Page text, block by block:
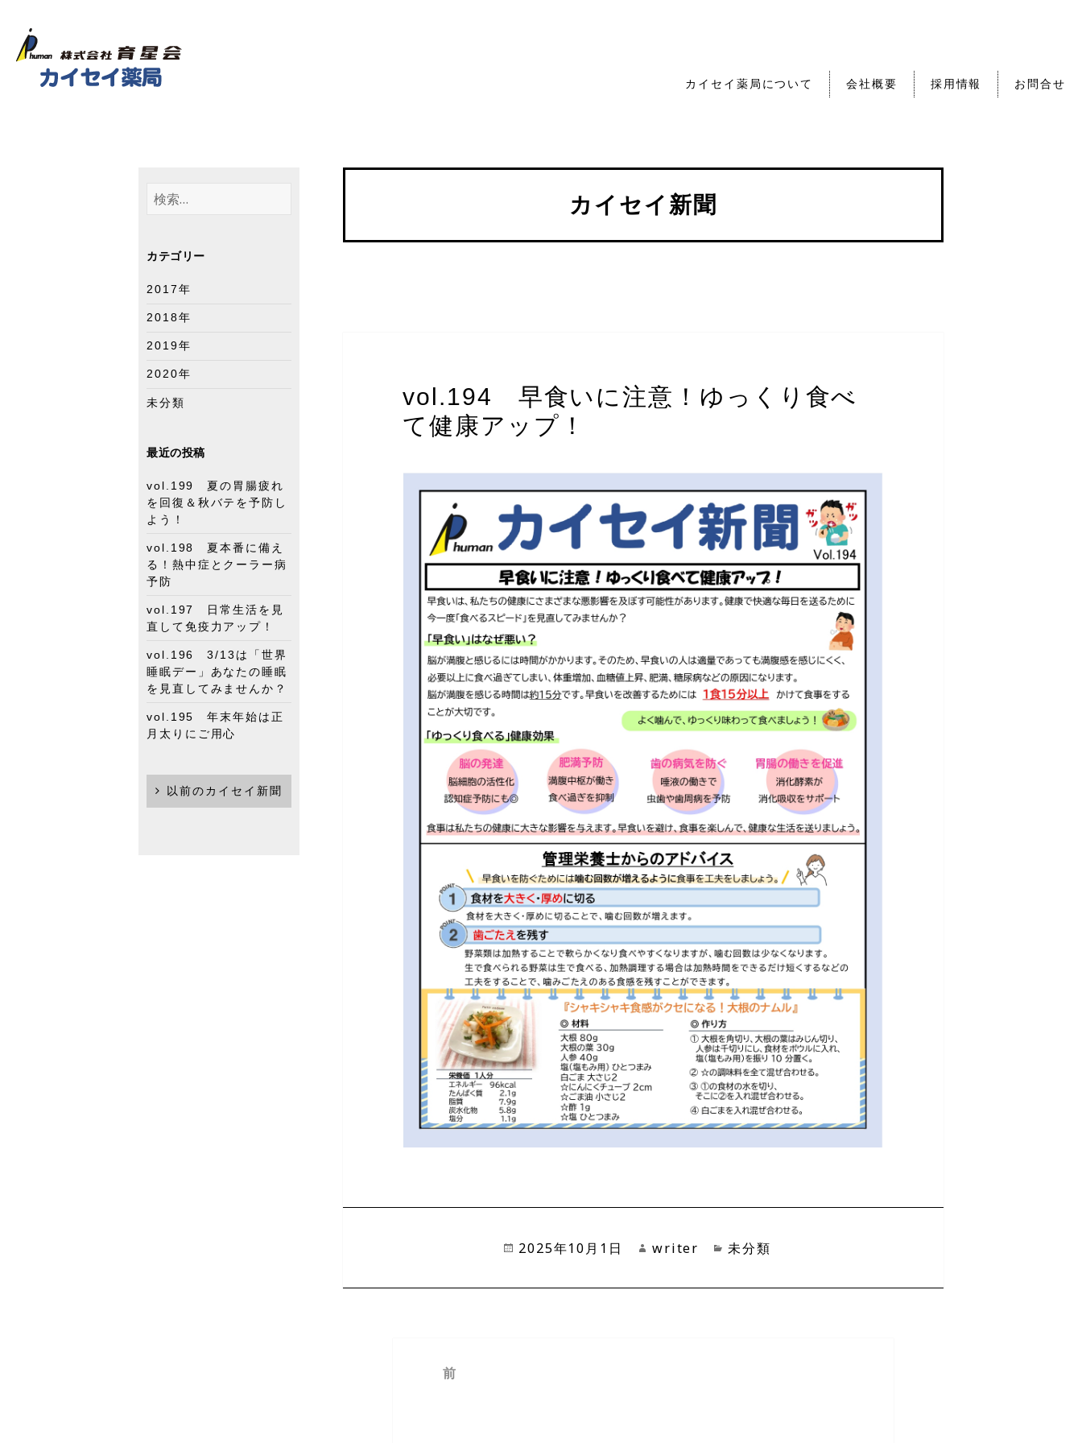
カイセイ薬局について 会社概要 採用情報 お問合せ
カイセイ新聞
vol.194 早食いに注意！ゆっくり食べ
て健康アップ！
投
日:
2025年10月1日
作
者
writer
カ
ゴ
未分類
前
検
索
カテゴリー
2017年
2018年
2019年
2020年
未分類
最近の投稿
vol.199 夏の胃腸疲れ
を回復＆秋バテを予防し
よう！
vol.198 夏本番に備え
る！熱中症とクーラー病
予防
vol.197 日常生活を見
直して免疫力アップ！
vol.196 3/13は「世界
睡眠デー」あなたの睡眠
を見直してみませんか？
vol.195 年末年始は正
月太りにご用心
以前のカイセイ新聞